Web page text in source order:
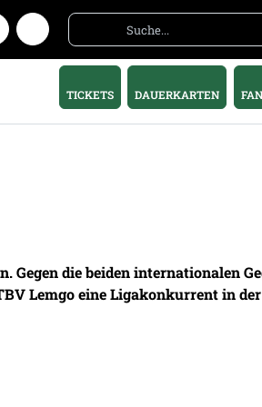
TICKETS DAUERKARTEN
Gegen die beiden internationalen
Lemgo eine Ligakonkurrent in